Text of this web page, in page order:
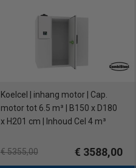
Koelcel | inhang motor | Cap.
motor tot 6.5 m³ | B150 x D180
x H201 cm | Inhoud Cel 4 m³
€ 5355,00 € 3588,00